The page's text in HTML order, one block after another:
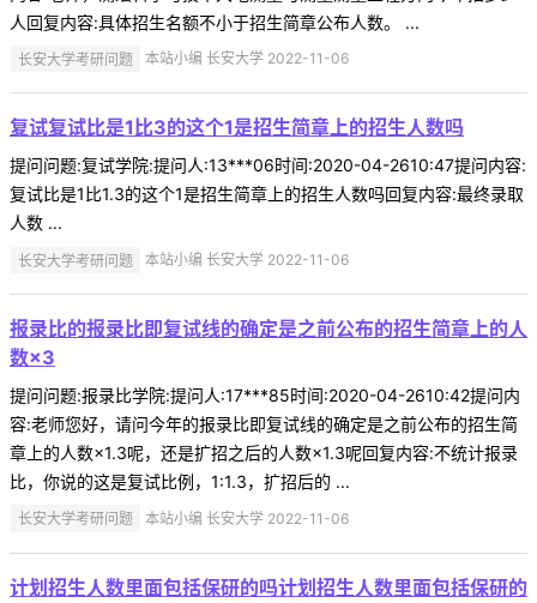
人回复内容:具体招生名额不小于招生简章公布人数。 ...
长安大学考研问题 本站小编 长安大学 2022-11-06
复试复试比是1比3的这个1是招生简章上的招生人数吗
提问问题:复试学院:提问人:13***06时间:2020-04-2610:47提问内容:
复试比是1比1.3的这个1是招生简章上的招生人数吗回复内容:最终录取
人数 ...
长安大学考研问题 本站小编 长安大学 2022-11-06
报录比的报录比即复试线的确定是之前公布的招生简章上的人
数×3
提问问题:报录比学院:提问人:17***85时间:2020-04-2610:42提问内
容:老师您好，请问今年的报录比即复试线的确定是之前公布的招生简
章上的人数×1.3呢，还是扩招之后的人数×1.3呢回复内容:不统计报录
比，你说的这是复试比例，1:1.3，扩招后的 ...
长安大学考研问题 本站小编 长安大学 2022-11-06
计划招生人数里面包括保研的吗计划招生人数里面包括保研的